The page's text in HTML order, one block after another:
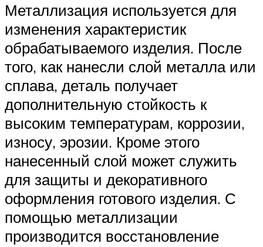
Металлизация используется для
изменения характеристик
обрабатываемого изделия. После
того, как нанесли слой металла или
сплава, деталь получает
дополнительную стойкость к
высоким температурам, коррозии,
износу, эрозии. Кроме этого
нанесенный слой может служить
для защиты и декоративного
оформления готового изделия. С
помощью металлизации
производится восстановление